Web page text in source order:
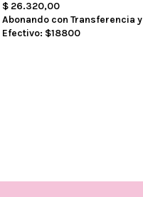
$ 26.320,00
Abonando con Transferencia y
Efectivo: $18800